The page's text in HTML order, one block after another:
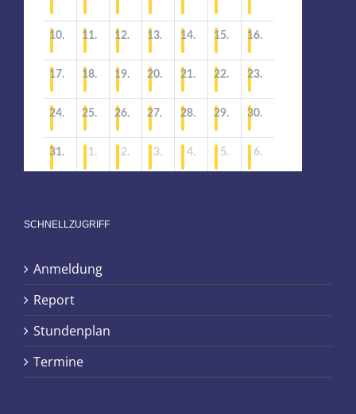
SCHNELLZUGRIFF
Anmeldung
Report
Stundenplan
Termine